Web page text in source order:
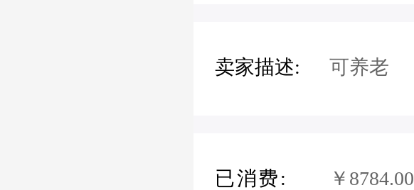
卖家描述: 可养老
已消费: ￥8784.00